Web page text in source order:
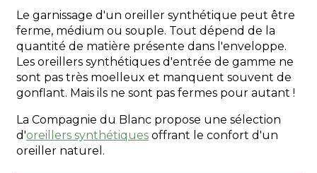
Le garnissage d'un oreiller synthétique peut être
ferme, médium ou souple. Tout dépend de la
quantité de matière présente dans l'enveloppe.
Les oreillers synthétiques d'entrée de gamme ne
sont pas très moelleux et manquent souvent de
gonflant. Mais ils ne sont pas fermes pour autant !
La Compagnie du Blanc propose une sélection
d'oreillers synthétiques offrant le confort d'un
oreiller naturel.